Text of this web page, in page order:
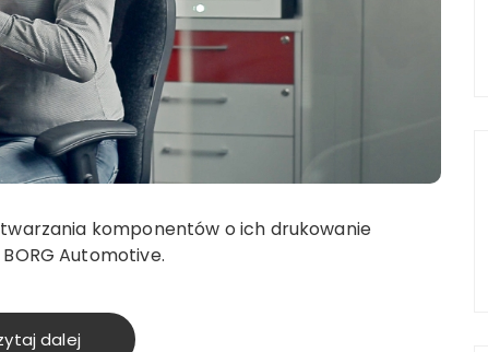
komponentów o ich drukowanie
Automotive.
dalej